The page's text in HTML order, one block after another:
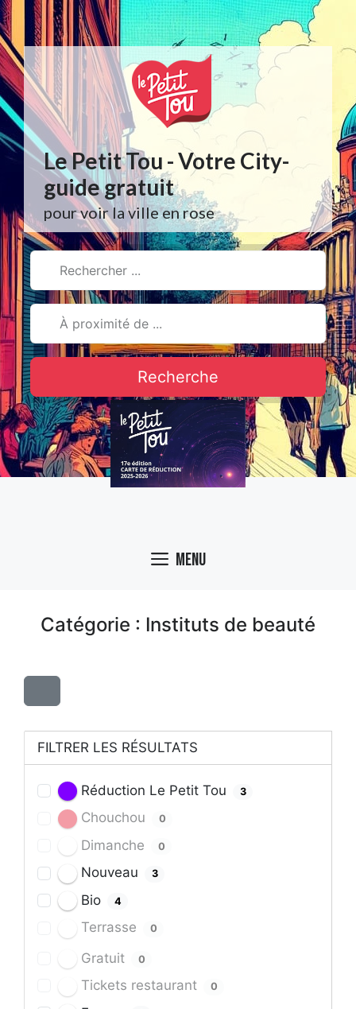
Aller
au
contenu
Le Petit Tou - Votre City-
guide gratuit
pour voir la ville en rose
Recherche
Menu
Catégorie : Instituts de beauté
FILTRER LES RÉSULTATS
Réduction Le Petit Tou 3
Chouchou 0
Dimanche 0
Nouveau 3
Bio 4
Terrasse 0
Gratuit 0
Tickets restaurant 0